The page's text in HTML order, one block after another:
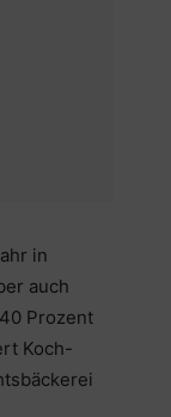
in
auch
Prozent
Koch-